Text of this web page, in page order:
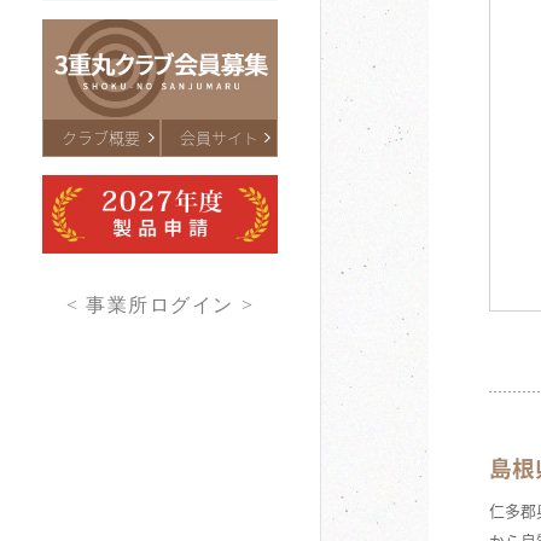
クラブ概要 会員サイト
< 事業所ログイン >
島
仁多郡